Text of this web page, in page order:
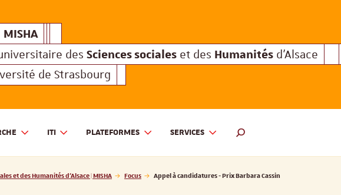
MISHAMaison Interuniversitaire des
des Sciences sociales et des Humanités d'Alsace
de Strasbourg
SCIENCES SOCIALES ET DES HUMANITÉS D'ALSACE | MISHA
ITI PLATEFORMES SERVICES
MOTEUR DE RECHERCHE
des
et des Humanités d'Alsace | MISHA Focus Appel à candidatures - Prix Barbara Cassin